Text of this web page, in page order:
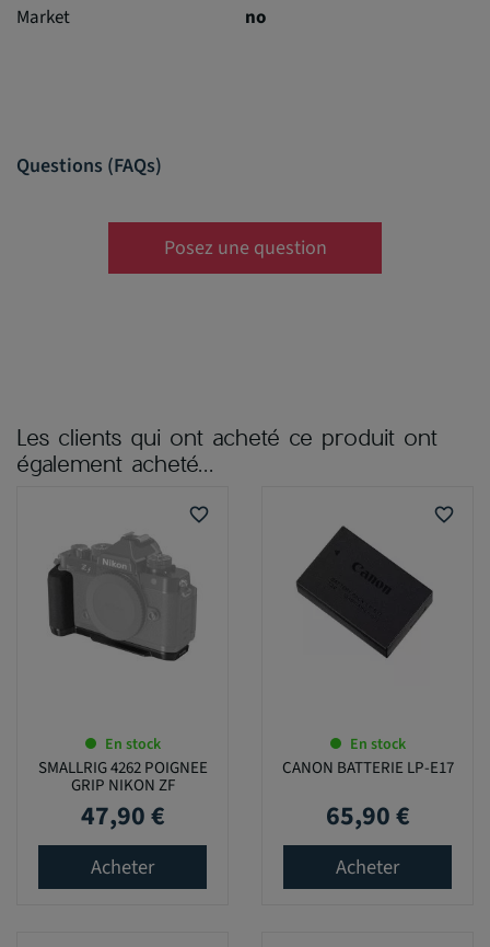
Market no
Questions (FAQs)
Posez une question
Les clients qui ont acheté ce produit ont
également acheté...
favorite_border
En stock
SMALLRIG 4262 POIGNEE
GRIP NIKON ZF
Prix
47,90 €
Acheter
favorite_border
En stock
CANON BATTERIE LP-E17
Prix
65,90 €
Acheter